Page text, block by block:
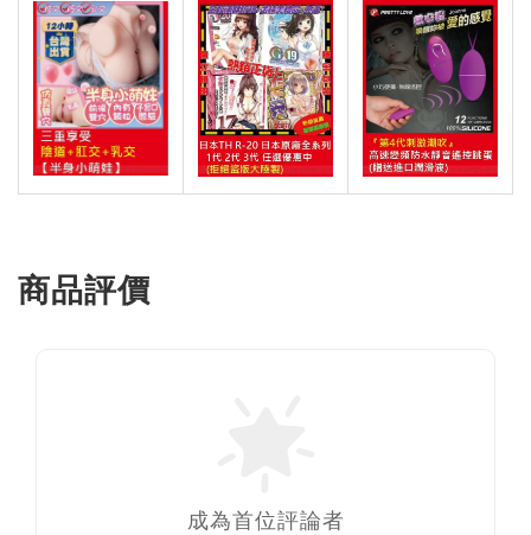
商品評價
成為首位評論者